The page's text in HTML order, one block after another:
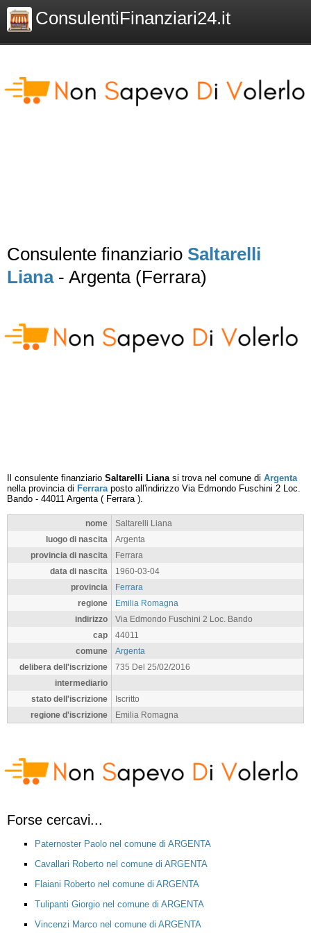
ConsulentiFinanziari24.it
Consulente finanziario Saltarelli
Liana- Argenta (Ferrara)
Il consulente finanziario Saltarelli Lianasi trova nel comune di Argenta
nella provincia di Ferraraposto all'indirizzo Via Edmondo Fuschini 2 Loc.
Bando - 44011 Argenta( Ferrara).
nome
Saltarelli Liana
luogo di nascita
Argenta
provincia di nascita
Ferrara
data di nascita
1960-03-04
provincia
Ferrara
regione
Emilia Romagna
indirizzo
Via Edmondo Fuschini 2 Loc. Bando
cap
44011
comune
Argenta
delibera dell'iscrizione
735 Del 25/02/2016
intermediario
stato dell'iscrizione
Iscritto
regione d'iscrizione
Emilia Romagna
Forse cercavi...
Paternoster Paolo nel comune di ARGENTA
Cavallari Roberto nel comune di ARGENTA
Flaiani Roberto nel comune di ARGENTA
Tulipanti Giorgio nel comune di ARGENTA
Vincenzi Marco nel comune di ARGENTA